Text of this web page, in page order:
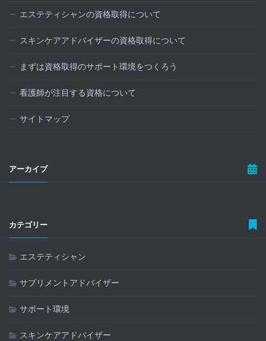
エステティシャンの資格取得について
スキンケアアドバイザーの資格取得について
まずは資格取得のサポート環境をつくろう
看護師が注目する資格について
サイトマップ
アーカイブ
カテゴリー
エステティシャン
サプリメントアドバイザー
サポート環境
スキンケアアドバイザー